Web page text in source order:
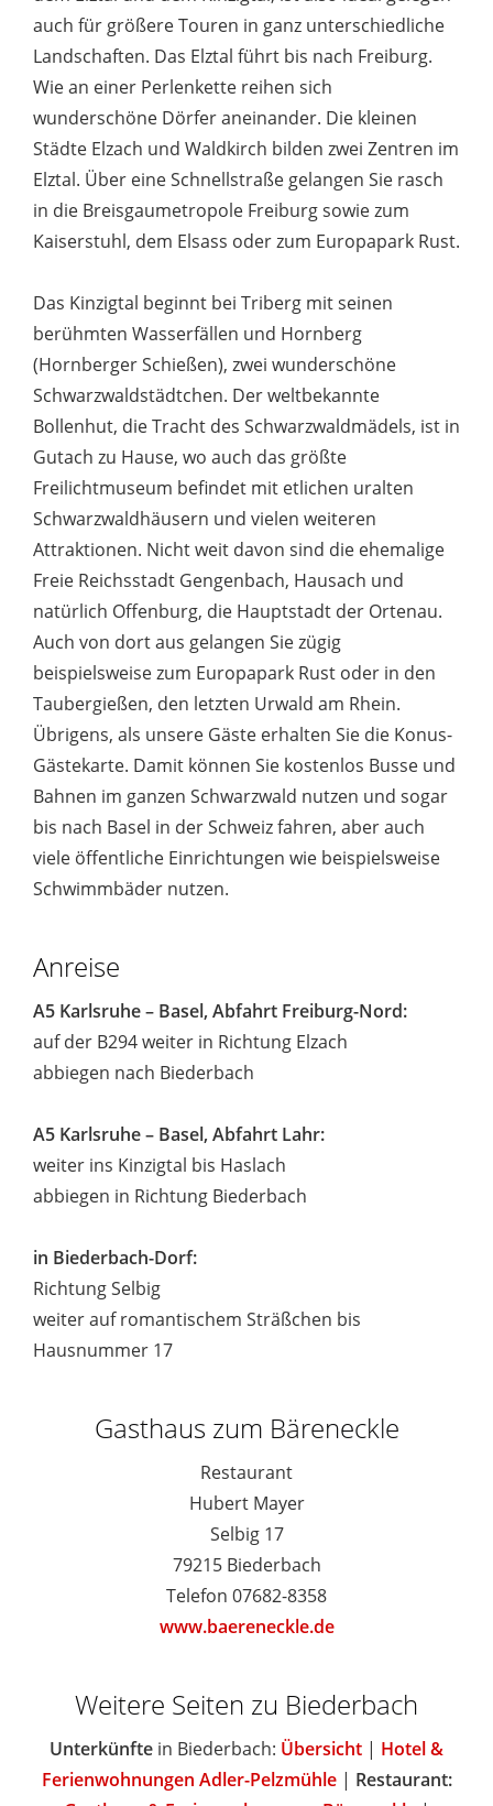
auch für größere Touren in ganz unterschiedliche
Landschaften. Das Elztal führt bis nach Freiburg.
Wie an einer Perlenkette reihen sich
wunderschöne Dörfer aneinander. Die kleinen
Städte Elzach und Waldkirch bilden zwei Zentren im
Elztal. Über eine Schnellstraße gelangen Sie rasch
in die Breisgaumetropole Freiburg sowie zum
Kaiserstuhl, dem Elsass oder zum Europapark Rust.
Das Kinzigtal beginnt bei Triberg mit seinen
berühmten Wasserfällen und Hornberg
(Hornberger Schießen), zwei wunderschöne
Schwarzwaldstädtchen. Der weltbekannte
Bollenhut, die Tracht des Schwarzwaldmädels, ist in
Gutach zu Hause, wo auch das größte
Freilichtmuseum befindet mit etlichen uralten
Schwarzwaldhäusern und vielen weiteren
Attraktionen. Nicht weit davon sind die ehemalige
Freie Reichsstadt Gengenbach, Hausach und
natürlich Offenburg, die Hauptstadt der Ortenau.
Auch von dort aus gelangen Sie zügig
beispielsweise zum Europapark Rust oder in den
Taubergießen, den letzten Urwald am Rhein.
Übrigens, als unsere Gäste erhalten Sie die Konus-
Gästekarte. Damit können Sie kostenlos Busse und
Bahnen im ganzen Schwarzwald nutzen und sogar
bis nach Basel in der Schweiz fahren, aber auch
viele öffentliche Einrichtungen wie beispielsweise
Schwimmbäder nutzen.
Anreise
A5 Karlsruhe – Basel, Abfahrt Freiburg-Nord:
auf der B294 weiter in Richtung Elzach
abbiegen nach Biederbach
A5 Karlsruhe – Basel, Abfahrt Lahr:
weiter ins Kinzigtal bis Haslach
abbiegen in Richtung Biederbach
in Biederbach-Dorf:
Richtung Selbig
weiter auf romantischem Sträßchen bis
Hausnummer 17
Gasthaus zum Bäreneckle
Restaurant
Hubert Mayer
Selbig 17
79215 Biederbach
Telefon 07682-8358
www.baereneckle.de
Weitere Seiten zu Biederbach
Unterkünfte in Biederbach: Übersicht | Hotel &
Ferienwohnungen Adler-Pelzmühle| Restaurant: